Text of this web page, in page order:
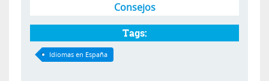
Consejos
Tags:
Idiomas en España